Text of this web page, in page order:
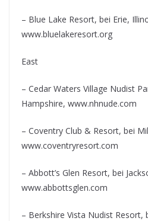
– Blue Lake Resort, bei Erie,
www.bluelakeresort.org
East
– Cedar Waters Village Nudist
Hampshire, www.nhnude.com
– Coventry Club & Resort, bei
www.coventryresort.com
– Abbott’s Glen Resort, bei
www.abbottsglen.com
– Berkshire Vista Nudist Resort,